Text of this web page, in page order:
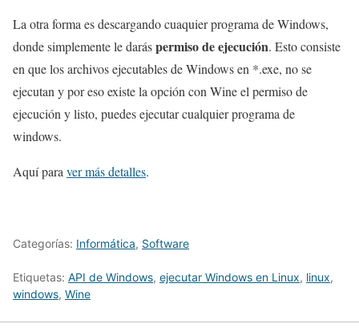
La otra forma es descargando cuaquier programa de Windows,
donde simplemente le daráspermiso de ejecución. Esto consiste
en que los archivos ejecutables de Windows en *.exe, no se
ejecutan y por eso existe la opción con Wine el permiso de
ejecución y listo, puedes ejecutar cualquier programa de
windows.
Aquí para ver más detalles.
Categorías: Informática, Software
Etiquetas: API de Windows, ejecutar Windows en Linux, linux,
windows, Wine